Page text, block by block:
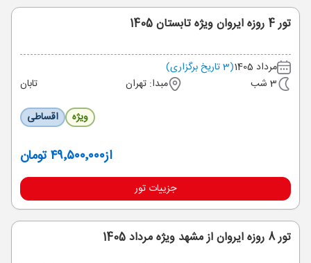
تور 4 روزه ایروان ویژه تابستان 1405
مرداد 1405
(3 تاریخ برگزاری)
3 شب
مبدا: تهران
تابان
ویژه
اقساطی
از۴۹٬۵۰۰٬۰۰۰ تومان
جزییات تور
تور 8 روزه ایروان از مشهد ویژه مرداد 1405